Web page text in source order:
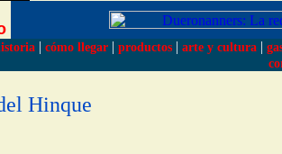
| cómo llegar | productos | arte y cultura |
Hinque